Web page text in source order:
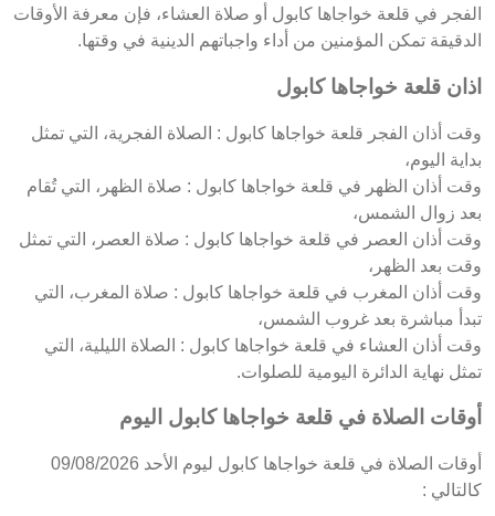
الفجر في قلعة خواجاها كابول أو صلاة العشاء، فإن معرفة الأوقات
الدقيقة تمكن المؤمنين من أداء واجباتهم الدينية في وقتها.
اذان قلعة خواجاها كابول
وقت أذان الفجر قلعة خواجاها كابول : الصلاة الفجرية، التي تمثل
بداية اليوم،
وقت أذان الظهر في قلعة خواجاها كابول : صلاة الظهر، التي تُقام
بعد زوال الشمس،
وقت أذان العصر في قلعة خواجاها كابول : صلاة العصر، التي تمثل
وقت بعد الظهر،
وقت أذان المغرب في قلعة خواجاها كابول : صلاة المغرب، التي
تبدأ مباشرة بعد غروب الشمس،
وقت أذان العشاء في قلعة خواجاها كابول : الصلاة الليلية، التي
تمثل نهاية الدائرة اليومية للصلوات.
أوقات الصلاة في قلعة خواجاها كابول اليوم
أوقات الصلاة في قلعة خواجاها كابول ليوم الأحد 09/08/2026
كالتالي :